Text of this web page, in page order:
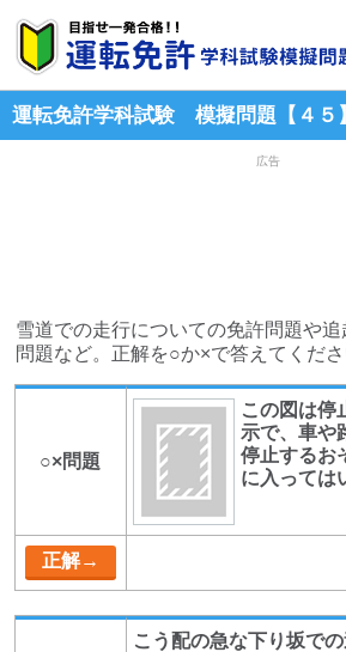
運転免許学科試験 模擬問題【４５】
広告
雪道での走行についての免許問題や
問題など。正解を○か×で答えてくださ
○×問題
この図は停
示で、車や
停止するお
に入っては
こう配の急な下り坂で